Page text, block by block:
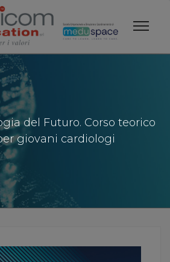
del Futuro. Corso teorico
giovani cardiologi